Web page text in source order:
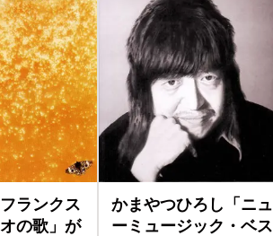
ランクス
の歌」が
かまやつひろし「ニュ
ーミュージック・ベス